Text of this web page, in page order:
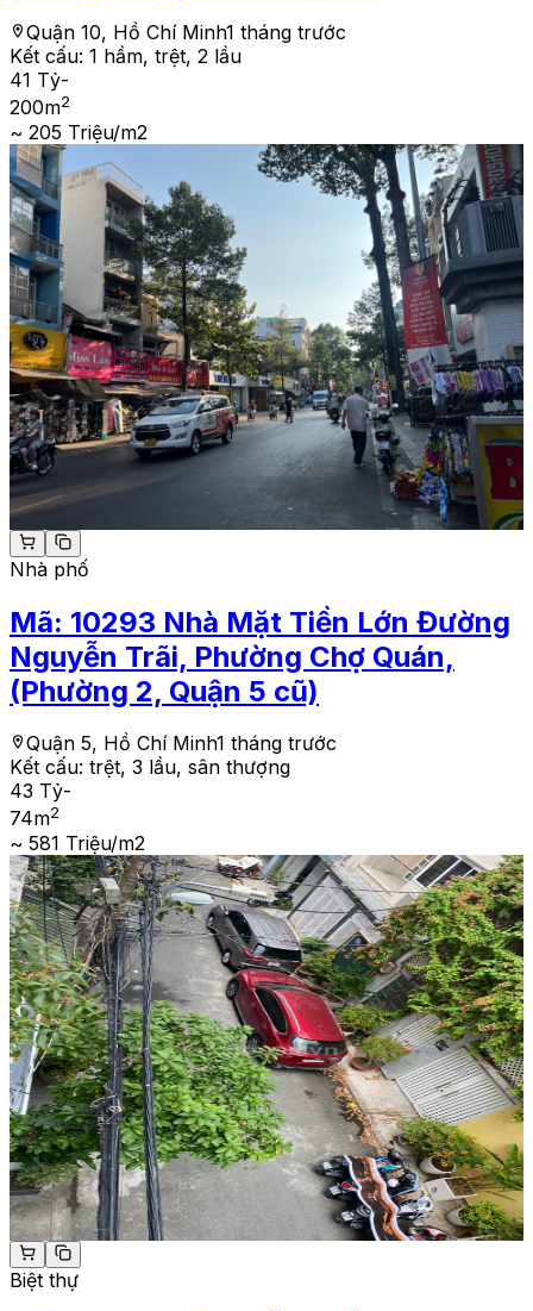
Quận 10, Hồ Chí Minh1 tháng trước
Kết cấu: 1 hầm, trệt, 2 lầu
41 Tỷ-
200m2
~ 205 Triệu/m2
Nhà phố
Mã: 10293 Nhà Mặt Tiền Lớn Đường
Nguyễn Trãi, Phường Chợ Quán,
(Phường 2, Quận 5 cũ)
Quận 5, Hồ Chí Minh1 tháng trước
Kết cấu: trệt, 3 lầu, sân thượng
43 Tỷ-
74m2
~ 581 Triệu/m2
Biệt thự